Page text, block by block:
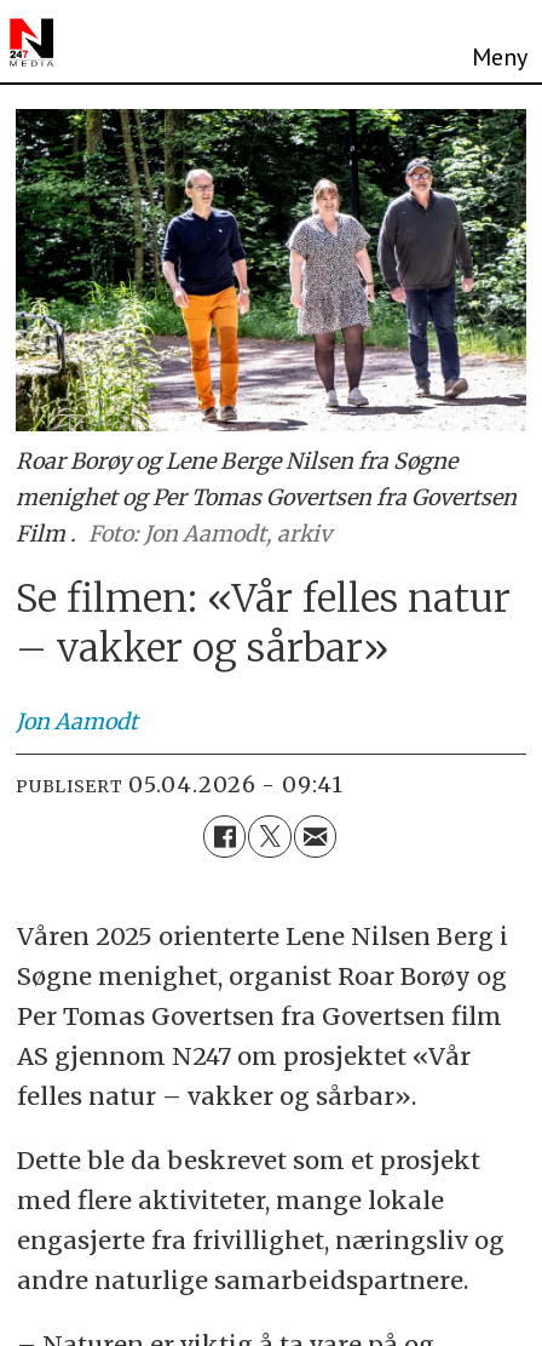
Roar Borøy og Lene Berge Nilsen fra Søgne
menighet og Per Tomas Govertsen fra Govertsen
Film . Foto: Jon Aamodt, arkiv
Se filmen: «Vår felles natur
– vakker og sårbar»
JonAamodt
PUBLISERT 05.04.2026 - 09:41
Våren 2025 orienterte Lene Nilsen Berg i
Søgne menighet, organist Roar Borøy og
Per Tomas Govertsen fra Govertsen film
AS gjennom N247 om prosjektet «Vår
felles natur – vakker og sårbar».
Dette ble da beskrevet som et prosjekt
med flere aktiviteter, mange lokale
engasjerte fra frivillighet, næringsliv og
andre naturlige samarbeidspartnere.